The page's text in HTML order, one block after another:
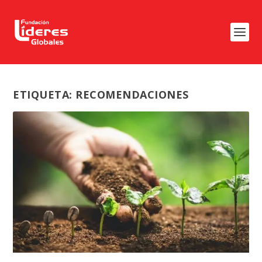
ETIQUETA: RECOMENDACIONES